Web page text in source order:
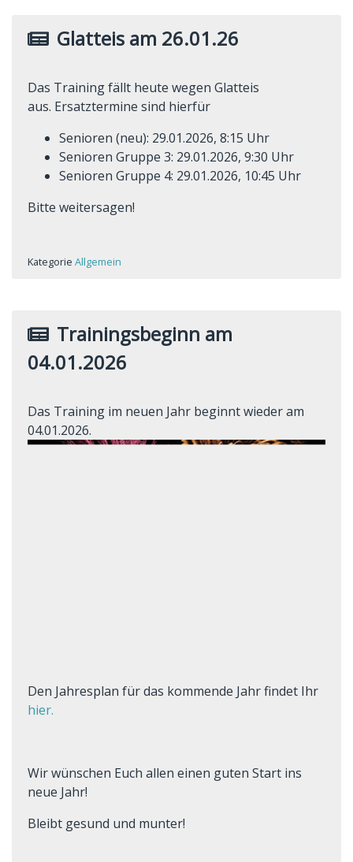
Glatteis am 26.01.26
Das Training fällt heute wegen Glatteis
aus. Ersatztermine sind hierfür
Senioren (neu): 29.01.2026, 8:15 Uhr
Senioren Gruppe 3: 29.01.2026, 9:30 Uhr
Senioren Gruppe 4: 29.01.2026, 10:45 Uhr
Bitte weitersagen!
Kategorie Allgemein
Trainingsbeginn am
04.01.2026
Das Training im neuen Jahr beginnt wieder am
04.01.2026.
Den Jahresplan für das kommende Jahr findet Ihr
hier.
Wir wünschen Euch allen einen guten Start ins
neue Jahr!
Bleibt gesund und munter!